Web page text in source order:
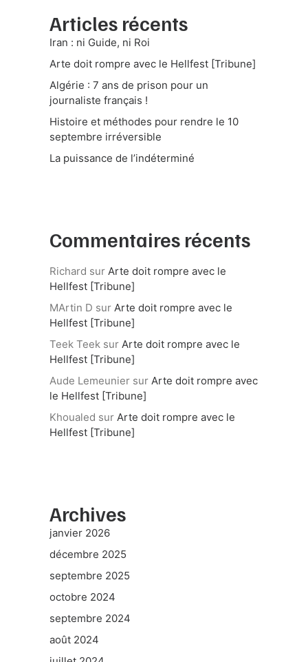
Articles récents
Iran : ni Guide, ni Roi
Arte doit rompre avec le Hellfest [Tribune]
Algérie : 7 ans de prison pour un
journaliste français !
Histoire et méthodes pour rendre le 10
septembre irréversible
La puissance de l’indéterminé
Commentaires récents
Richard sur Arte doit rompre avec le
Hellfest [Tribune]
MArtin D sur Arte doit rompre avec le
Hellfest [Tribune]
Teek Teek sur Arte doit rompre avec le
Hellfest [Tribune]
Aude Lemeunier sur Arte doit rompre avec
le Hellfest [Tribune]
Khoualed sur Arte doit rompre avec le
Hellfest [Tribune]
Archives
janvier 2026
décembre 2025
septembre 2025
octobre 2024
septembre 2024
août 2024